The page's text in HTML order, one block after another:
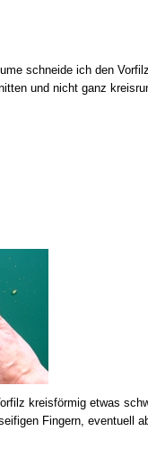
schneide ich den
und nicht ganz
kreisförmig etwas
Fingern,